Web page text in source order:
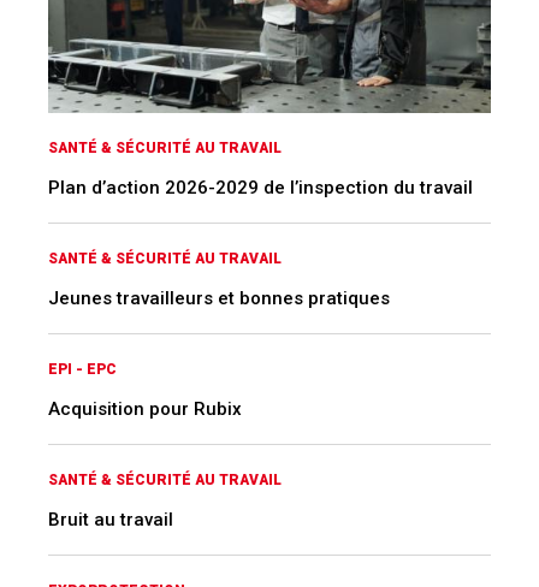
SANTÉ & SÉCURITÉ AU TRAVAIL
Plan d’action 2026-2029 de l’inspection du travail
SANTÉ & SÉCURITÉ AU TRAVAIL
Jeunes travailleurs et bonnes pratiques
EPI - EPC
Acquisition pour Rubix
SANTÉ & SÉCURITÉ AU TRAVAIL
Bruit au travail